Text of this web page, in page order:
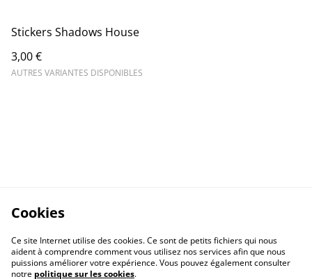
Stickers Shadows House
3,00 €
AUTRES VARIANTES DISPONIBLES
Cookies
Ce site Internet utilise des cookies. Ce sont de petits fichiers qui nous
aident à comprendre comment vous utilisez nos services afin que nous
puissions améliorer votre expérience. Vous pouvez également consulter
notre politique sur les cookies.